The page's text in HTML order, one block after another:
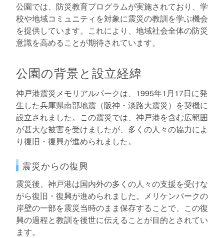
公園では、防災教育プログラムが実施されており、学
校や地域コミュニティを対象に震災の教訓を学ぶ機会
を提供しています。これにより、地域社会全体の防災
意識を高めることが期待されています。
公園の背景と設立経緯
神戸港震災メモリアルパークは、1995年1月17日に発
生した兵庫県南部地震（阪神・淡路大震災）を契機に
設立されました。この震災では、神戸港を含む広範囲
が甚大な被害を受けましたが、多くの人々の協力によ
り復旧・復興が進められました。
震災からの復興
震災後、神戸港は国内外の多くの人々の支援を受けな
がら復旧・復興が進められました。メリケンパークの
岸壁の一部を震災当時のまま保存することで、この復
興の過程と教訓を後世に伝えることが目的とされてい
ます。